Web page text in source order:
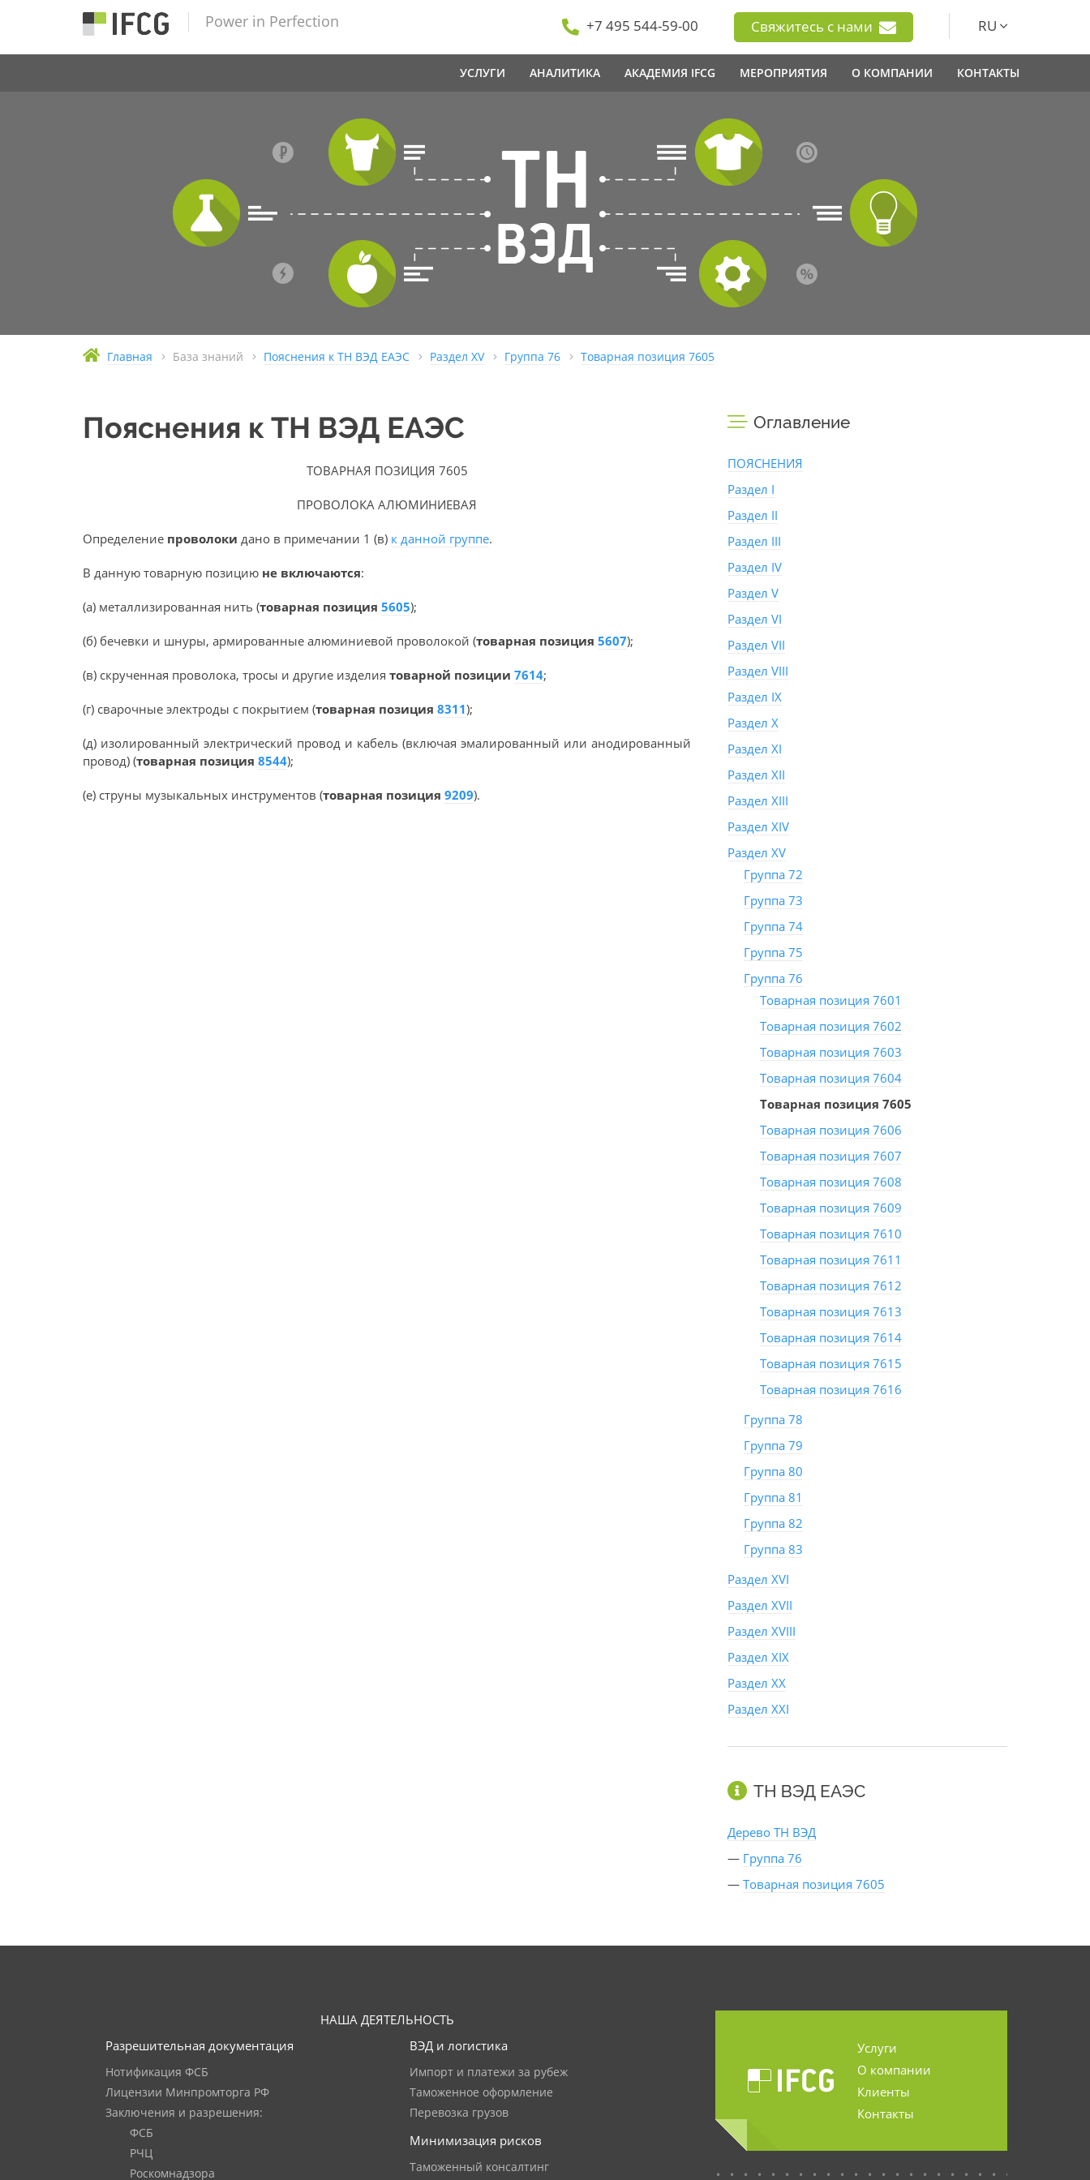
Power in Perfection +7 495 544-59-00 Свяжитесь с нами RU
УСЛУГИ АНАЛИТИКА АКАДЕМИЯ IFCG МЕРОПРИЯТИЯ О КОМПАНИИ КОНТАКТЫ
Главная База знаний Пояснения к ТН ВЭД ЕАЭС Раздел XV Группа 76 Товарная позиция 7605
Пояснения к ТН ВЭД ЕАЭС
ТОВАРНАЯ ПОЗИЦИЯ 7605
ПРОВОЛОКА АЛЮМИНИЕВАЯ
Определение проволоки дано в примечании 1 (в) к данной группе.
В данную товарную позицию не включаются:
(а) металлизированная нить (товарная позиция 5605);
(б) бечевки и шнуры, армированные алюминиевой проволокой (товарная позиция 5607);
(в) скрученная проволока, тросы и другие изделия товарной позиции 7614;
(г) сварочные электроды с покрытием (товарная позиция 8311);
(д) изолированный электрический провод и кабель (включая эмалированный или анодированный
провод) (товарная позиция 8544);
(е) струны музыкальных инструментов (товарная позиция 9209).
Оглавление
ПОЯСНЕНИЯ
Раздел I
Раздел II
Раздел III
Раздел IV
Раздел V
Раздел VI
Раздел VII
Раздел VIII
Раздел IX
Раздел X
Раздел XI
Раздел XII
Раздел XIII
Раздел XIV
Раздел XV
Группа 72
Группа 73
Группа 74
Группа 75
Группа 76
Товарная позиция 7601
Товарная позиция 7602
Товарная позиция 7603
Товарная позиция 7604
Товарная позиция 7605
Товарная позиция 7606
Товарная позиция 7607
Товарная позиция 7608
Товарная позиция 7609
Товарная позиция 7610
Товарная позиция 7611
Товарная позиция 7612
Товарная позиция 7613
Товарная позиция 7614
Товарная позиция 7615
Товарная позиция 7616
Группа 78
Группа 79
Группа 80
Группа 81
Группа 82
Группа 83
Раздел XVI
Раздел XVII
Раздел XVIII
Раздел XIX
Раздел XX
Раздел XXI
ТН ВЭД ЕАЭС
Дерево ТН ВЭД
— Группа 76
— Товарная позиция 7605
НАША ДЕЯТЕЛЬНОСТЬ
Разрешительная документация
Нотификация ФСБ
Лицензии Минпромторга РФ
Заключения и разрешения:
ФСБ
РЧЦ
Роскомнадзора
ВЭД и логистика
Импорт и платежи за рубеж
Таможенное оформление
Перевозка грузов
Минимизация рисков
Таможенный консалтинг
Услуги
О компании
Клиенты
Контакты